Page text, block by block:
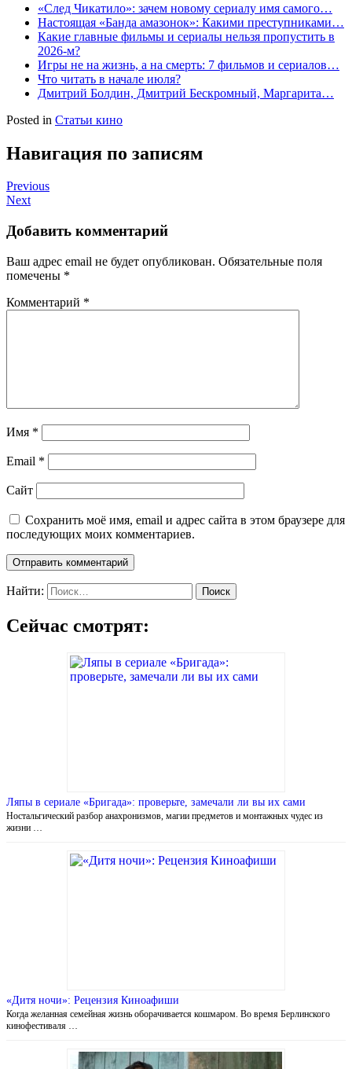
«След Чикатило»: зачем новому сериалу имя самого…
Настоящая «Банда амазонок»: Какими преступниками…
Какие главные фильмы и сериалы нельзя пропустить в
2026-м?
Игры не на жизнь, а на смерть: 7 фильмов и сериалов…
Что читать в начале июля?
Дмитрий Болдин, Дмитрий Бескромный, Маргарита…
Posted in Статьи кино
Навигация по записям
Previous
Next
Добавить комментарий
Ваш адрес email не будет опубликован. Обязательные поля
помечены *
Комментарий *
Имя *
Email *
Сайт
Сохранить моё имя, email и адрес сайта в этом браузере для
последующих моих комментариев.
Найти:
Сейчас смотрят:
Ляпы в сериале «Бригада»: проверьте, замечали ли вы их сами
Ностальгический разбор анахронизмов, магии предметов и монтажных чудес из
жизни …
«Дитя ночи»: Рецензия Киноафиши
Когда желанная семейная жизнь оборачивается кошмаром. Во время Берлинского
кинофестиваля …